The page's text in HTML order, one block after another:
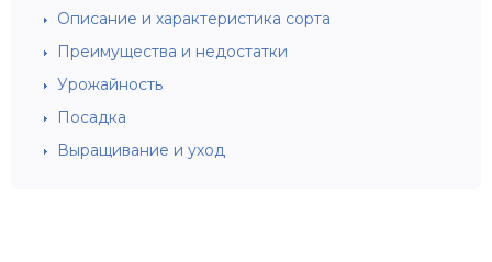
Описание и характеристика сорта
Преимущества и недостатки
Урожайность
Посадка
Выращивание и уход